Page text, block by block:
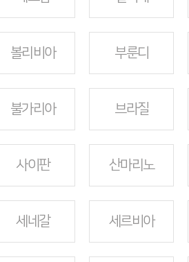
볼리비아 부룬디
불가리아 브라질
사이판 산마리노
세네갈 세르비아